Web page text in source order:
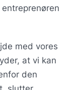
med vores
at vi kan
den